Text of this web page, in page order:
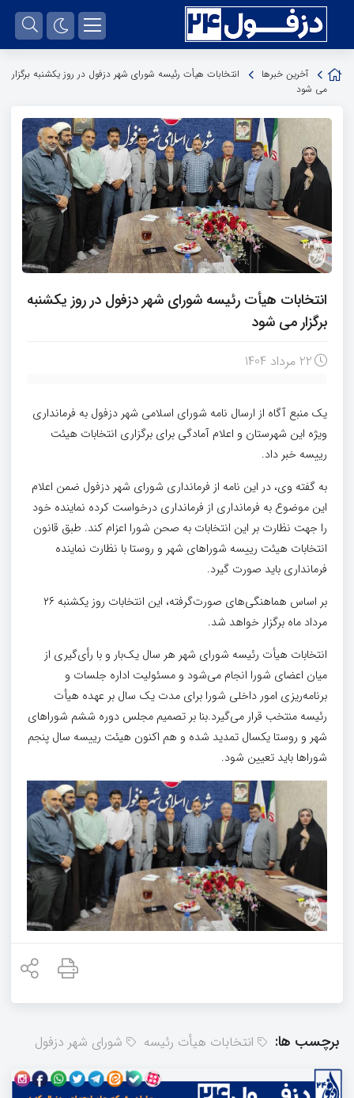
آخرین خبرها
انتخابات هیأت رئیسه شورای شهر دزفول در روز یکشنبه برگزار
می شود
انتخابات هیأت رئیسه شورای شهر دزفول در روز یکشنبه
برگزار می شود
22 مرداد 1404
یک منبع آگاه از ارسال نامه شورای اسلامی شهر دزفول به فرمانداری
ویژه این شهرستان و اعلام آمادگی برای برگزاری انتخابات هیئت
رییسه خبر داد.
به گفته وی، در این نامه از فرمانداری شورای شهر دزفول ضمن اعلام
این موضوع به فرمانداری از فرمانداری درخواست کرده نماینده خود
را جهت نظارت بر این انتخابات به صحن شورا اعزام کند. طبق قانون
انتخابات هیئت رییسه شوراهای شهر و روستا با نظارت نماینده
فرمانداری باید صورت گیرد.
بر اساس هماهنگی‌های صورت‌گرفته، این انتخابات روز یکشنبه ۲۶
مرداد ماه برگزار خواهد شد.
انتخابات هیأت رئیسه شورای شهر هر سال یک‌بار و با رأی‌گیری از
میان اعضای شورا انجام می‌شود و مسئولیت اداره جلسات و
برنامه‌ریزی امور داخلی شورا برای مدت یک سال بر عهده هیأت
رئیسه منتخب قرار می‌گیرد.بنا بر تصمیم مجلس دوره ششم شوراهای
شهر و روستا یکسال تمدید شده و هم اکنون هیئت رییسه سال پنجم
شوراها باید تعیین شود.
برچسب ها: انتخابات هیأت رئیسه شورای شهر دزفول